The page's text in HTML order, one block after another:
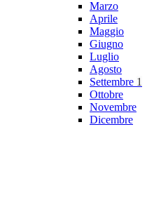
Marzo
Aprile
Maggio
Giugno
Luglio
Agosto
Settembre 1
Ottobre
Novembre
Dicembre